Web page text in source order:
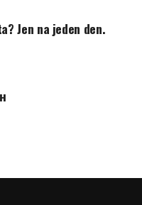
Jen na jeden den.